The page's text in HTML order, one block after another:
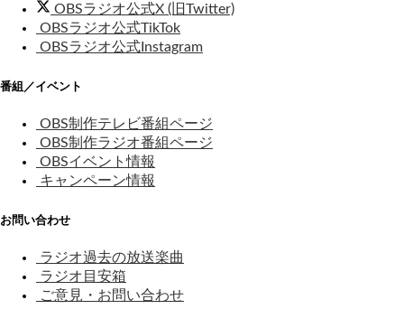
OBSラジオ公式X (旧Twitter)
OBSラジオ公式TikTok
OBSラジオ公式Instagram
番組／イベント
OBS制作テレビ番組ページ
OBS制作ラジオ番組ページ
OBSイベント情報
キャンペーン情報
お問い合わせ
ラジオ過去の放送楽曲
ラジオ目安箱
ご意見・お問い合わせ